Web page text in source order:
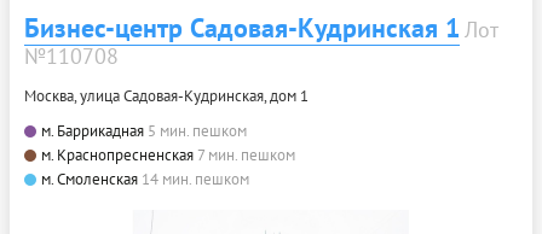
Бизнес-центр Садовая-Кудринская 1 Лот
№110708
Москва, улица Садовая-Кудринская, дом 1
м. Баррикадная 5 мин. пешком
м. Краснопресненская 7 мин. пешком
м. Смоленская 14 мин. пешком